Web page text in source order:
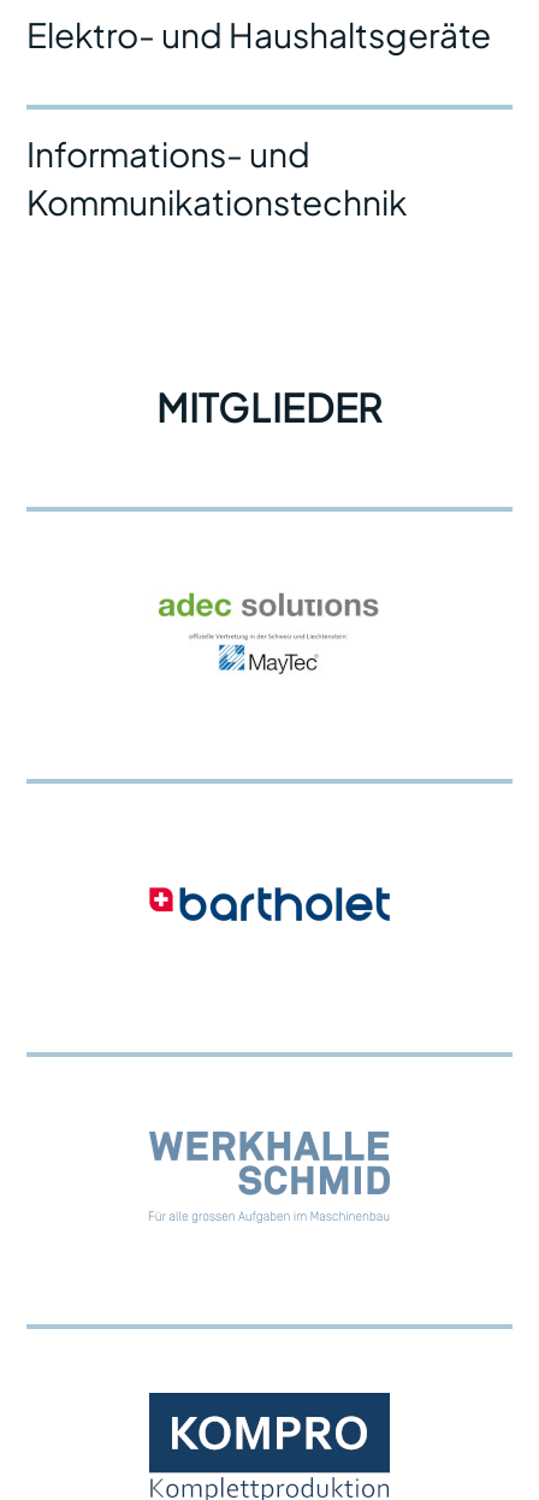
Elektro- und Haushaltsgeräte
Informations- und
Kommunikationstechnik
MITGLIEDER